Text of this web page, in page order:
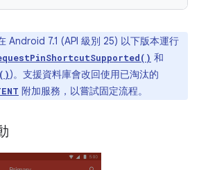
Android 7.1 (API 級別 25) 以下版本運行
和
)。支援資料庫會改回使用已淘汰的
附加服務，以嘗試固定流程。